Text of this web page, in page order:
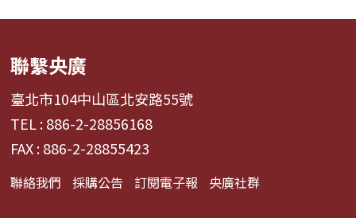
聯繫央廣
臺北市104中山區北安路55號
TEL : 886-2-28856168
FAX : 886-2-28855423
聯絡我們 採購公告 訂閱電子報 央廣社群